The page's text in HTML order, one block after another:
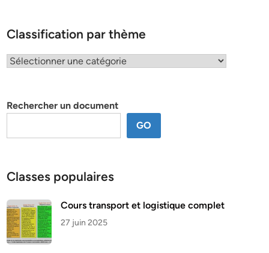
Classification par thème
Classification
Rechercher un document
GO
Classes populaires
Cours transport et logistique complet
27 juin 2025